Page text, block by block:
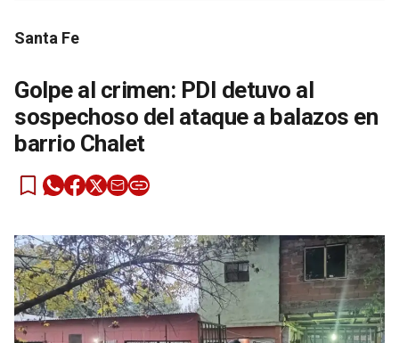
Santa Fe
Golpe al crimen: PDI detuvo al
sospechoso del ataque a balazos en
barrio Chalet